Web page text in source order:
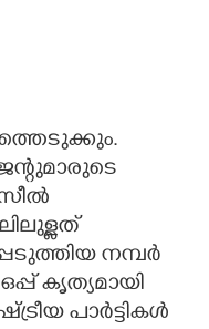
സീൽ
നമ്പർ
കൃത്യമായി
പാർട്ടികൾ